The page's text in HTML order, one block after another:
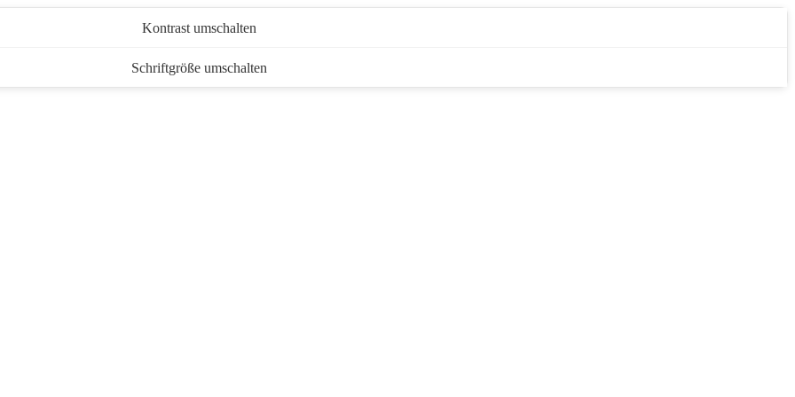
Kontrast umschalten
Schriftgröße umschalten